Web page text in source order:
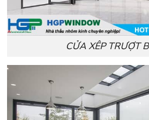
CỬA XÊP TRƯỢT